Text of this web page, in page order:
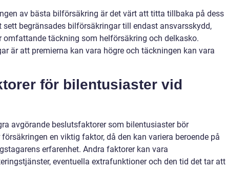
av bästa bilförsäkring är det värt att titta tillbaka på dess
begränsades bilförsäkringar till endast ansvarsskydd,
täckning som helförsäkring och delkasko.
är att premierna kan vara högre och täckningen kan vara
för bilentusiaster vid
avgörande beslutsfaktorer som bilentusiaster bör
en viktig faktor, då den kan variera beroende på
erfarenhet. Andra faktorer kan vara
eventuella extrafunktioner och den tid det tar att